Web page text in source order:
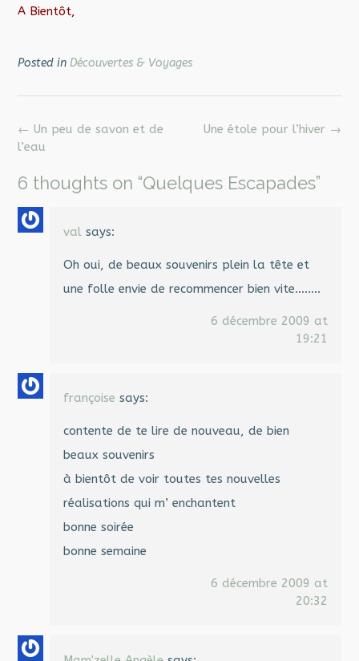
A Bientôt,
Posted in Découvertes & Voyages
Post
navigation
Une étole pour l’hiver →
← Un peu de savon et de
l’eau
6 thoughts on “Quelques Escapades”
val says:
Oh oui, de beaux souvenirs plein la tête et
une folle envie de recommencer bien vite……..
6 décembre 2009 at
19:21
françoise says:
contente de te lire de nouveau, de bien
beaux souvenirs
à bientôt de voir toutes tes nouvelles
réalisations qui m’ enchantent
bonne soirée
bonne semaine
6 décembre 2009 at
20:32